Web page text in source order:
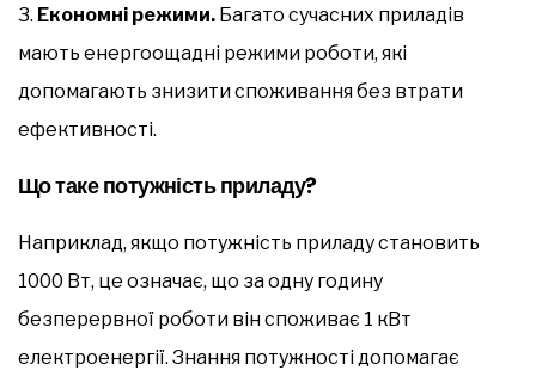
3. Економні режими. Багато сучасних приладів
мають енергоощадні режими роботи, які
допомагають знизити споживання без втрати
ефективності.
Що таке потужність приладу?
Наприклад, якщо потужність приладу становить
1000 Вт, це означає, що за одну годину
безперервної роботи він споживає 1 кВт
електроенергії. Знання потужності допомагає